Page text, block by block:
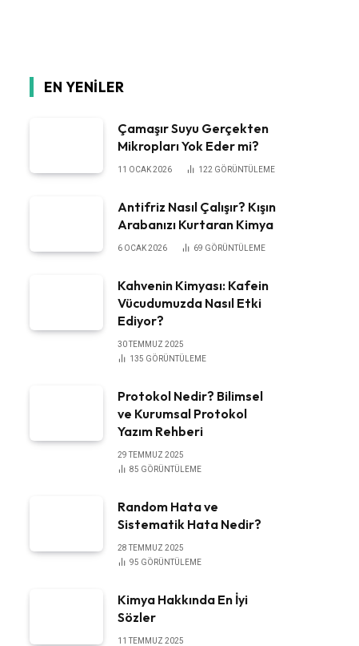
EN YENILER
Çamaşır Suyu Gerçekten
Mikropları Yok Eder mi?
11 OCAK 2026 122 GÖRÜNTÜLEME
Antifriz Nasıl Çalışır? Kışın
Arabanızı Kurtaran Kimya
6 OCAK 2026 69 GÖRÜNTÜLEME
Kahvenin Kimyası: Kafein
Vücudumuzda Nasıl Etki
Ediyor?
30 TEMMUZ 2025
135 GÖRÜNTÜLEME
Protokol Nedir? Bilimsel
ve Kurumsal Protokol
Yazım Rehberi
29 TEMMUZ 2025
85 GÖRÜNTÜLEME
Random Hata ve
Sistematik Hata Nedir?
28 TEMMUZ 2025
95 GÖRÜNTÜLEME
Kimya Hakkında En İyi
Sözler
11 TEMMUZ 2025